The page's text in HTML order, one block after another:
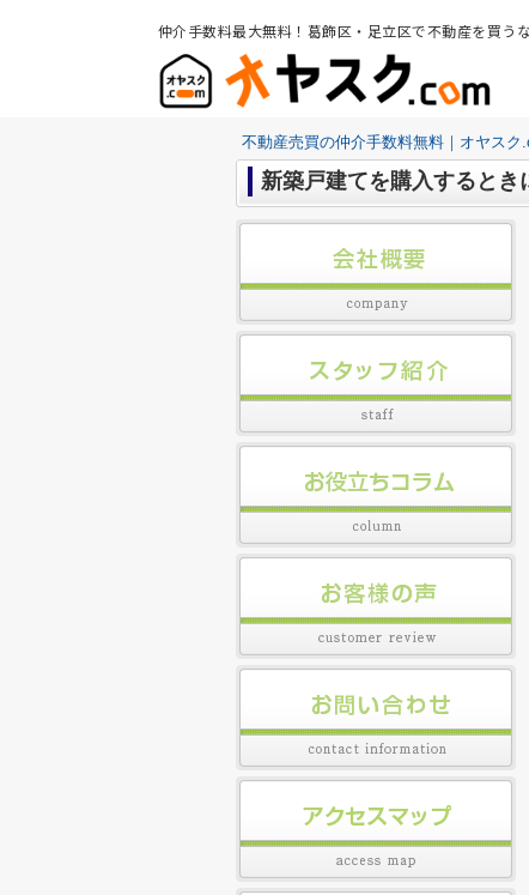
仲介手数料最大無料！葛飾区・足立区で不動産を買う
不動産売買の仲介手数料無料｜オヤスク
新築戸建てを購入するとき